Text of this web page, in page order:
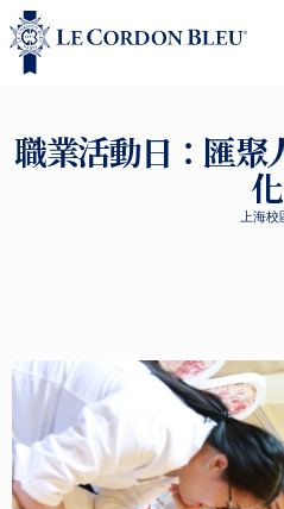
職業活動日：匯聚
化
上海校